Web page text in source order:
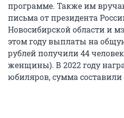
программе. Также им
письма от президента
Новосибирской области и
этом году выплаты на
рублей получили 44
женщины). В 2022 году
юбиляров, сумма составили